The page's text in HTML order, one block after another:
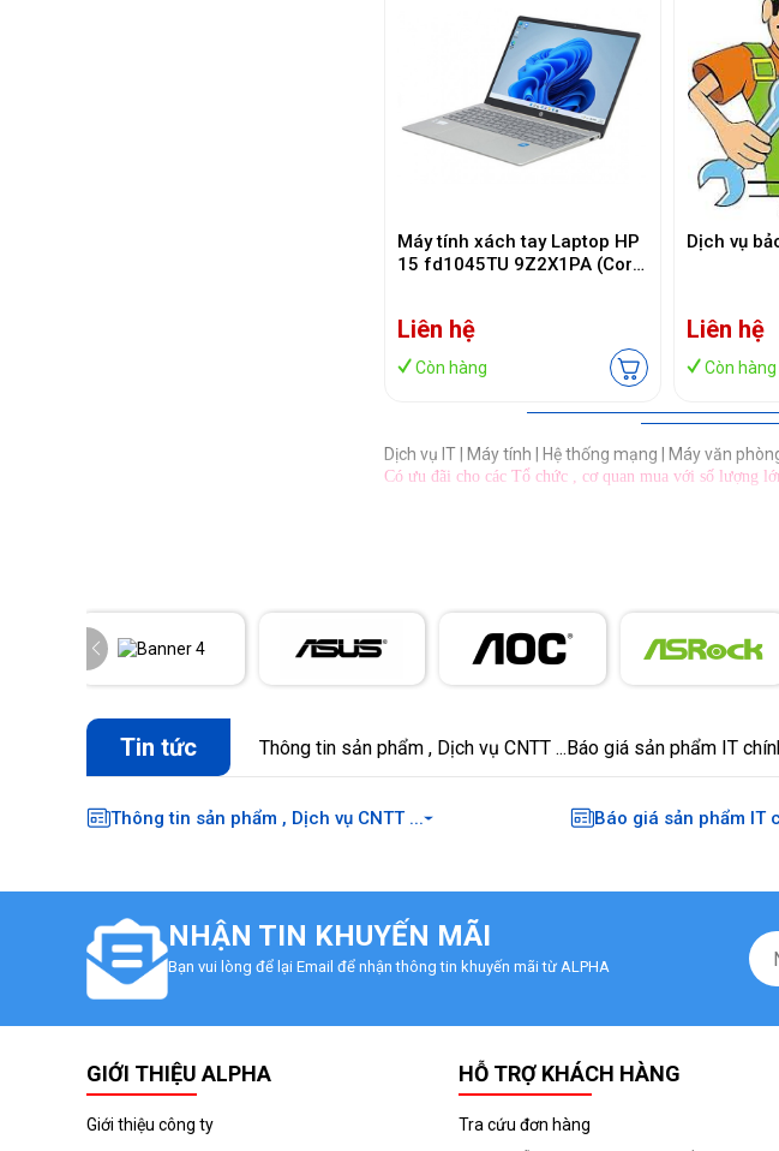
Máy tính xách tay Laptop HP
15 fd1045TU 9Z2X1PA (Core
Liên hệ
Còn hàng
Dịch vụ
Liên hệ
Còn hàng
Dịch vụ IT | Máy tính | Hệ thống mạng | Máy văn
Có ưu đãi cho các Tổ chức , cơ quan mua với số lượng
Tin tức Thông tin sản phẩm , Dịch vụ CNTT ...Báo giá sản phẩm IT
Thông tin sản phẩm , Dịch vụ CNTT ... Báo giá sản phẩm IT
NHẬN TIN KHUYẾN MÃI
Bạn vui lòng để lại Email để nhận thông tin khuyến mãi từ ALPHA
GIỚI THIỆU ALPHA
Giới thiệu công ty
HỖ TRỢ KHÁCH HÀNG
Tra cứu đơn hàng